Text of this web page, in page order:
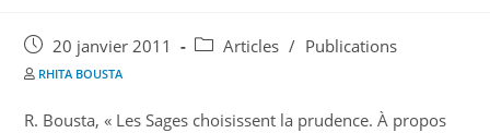
20 janvier 2011 Articles / Publications
RHITA BOUSTA
R. Bousta, « Les Sages choisissent la prudence. À propos